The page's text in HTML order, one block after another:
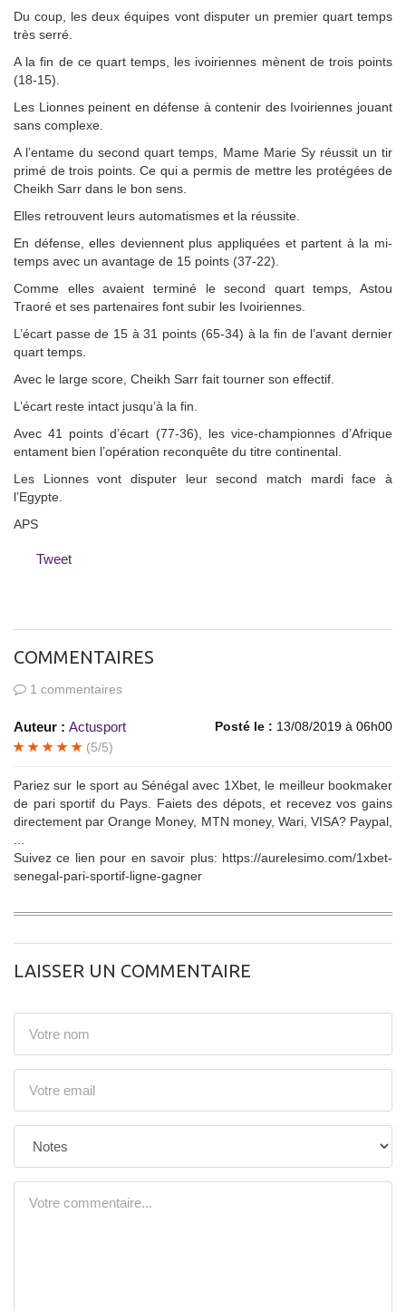
Du coup, les deux équipes vont disputer un premier quart temps
très serré.
A la fin de ce quart temps, les ivoiriennes mènent de trois points
(18-15).
Les Lionnes peinent en défense à contenir des Ivoiriennes jouant
sans complexe.
A l’entame du second quart temps, Mame Marie Sy réussit un tir
primé de trois points. Ce qui a permis de mettre les protégées de
Cheikh Sarr dans le bon sens.
Elles retrouvent leurs automatismes et la réussite.
En défense, elles deviennent plus appliquées et partent à la mi-
temps avec un avantage de 15 points (37-22).
Comme elles avaient terminé le second quart temps, Astou
Traoré et ses partenaires font subir les Ivoiriennes.
L’écart passe de 15 à 31 points (65-34) à la fin de l’avant dernier
quart temps.
Avec le large score, Cheikh Sarr fait tourner son effectif.
L’écart reste intact jusqu’à la fin.
Avec 41 points d’écart (77-36), les vice-championnes d’Afrique
entament bien l’opération reconquête du titre continental.
Les Lionnes vont disputer leur second match mardi face à
l’Egypte.
APS
Tweet
COMMENTAIRES
1 commentaires
Auteur : Actusport Posté le : 13/08/2019 à 06h00
(5/5)
Pariez sur le sport au Sénégal avec 1Xbet, le meilleur bookmaker
de pari sportif du Pays. Faiets des dépots, et recevez vos gains
directement par Orange Money, MTN money, Wari, VISA? Paypal,
Suivez ce lien pour en savoir plus: https://aurelesimo.com/1xbet-
senegal-pari-sportif-ligne-gagner
LAISSER UN COMMENTAIRE